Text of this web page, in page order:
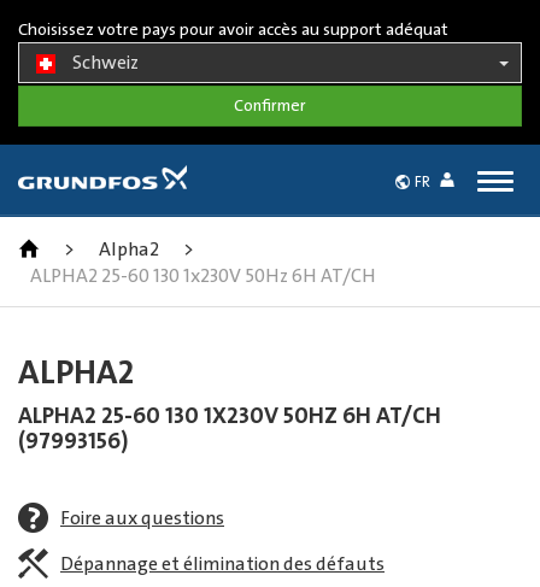
Choisissez votre pays pour avoir accès au support adéquat
Schweiz
FR
> Alpha2
>
ALPHA2 25-60 130 1x230V 50Hz 6H AT/CH
ALPHA2
ALPHA2 25-60 130 1X230V 50HZ 6H AT/CH
(97993156)
Foire aux questions
Dépannage et élimination des défauts